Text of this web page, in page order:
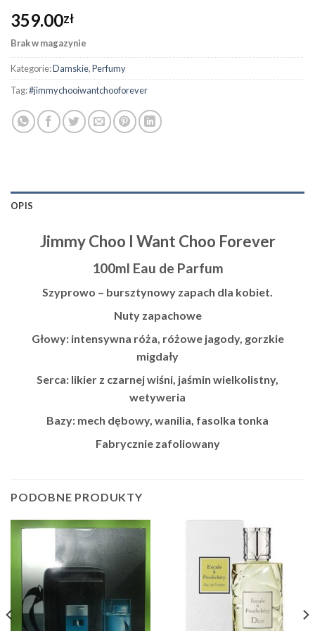
359.00zł
Brak w magazynie
Kategorie:Damskie,Perfumy
Tag:#jimmychooiwantchooforever
OPIS
Jimmy Choo I Want Choo Forever
100ml Eau de Parfum
Szyprowo – bursztynowy zapach dla kobiet.
Nuty zapachowe
Głowy: intensywna róża, różowe jagody, gorzkie
migdały
Serca: likier z czarnej wiśni, jaśmin wielkolistny,
wetyweria
Bazy: mech dębowy, wanilia, fasolka tonka
Fabrycznie zafoliowany
PODOBNE PRODUKTY